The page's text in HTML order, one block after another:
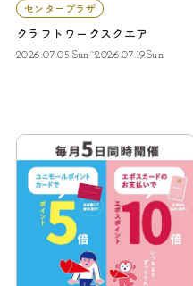
センタープラザ
クラフトワークスクエア
2026.07.05.Sun~2026.07.19.Sun